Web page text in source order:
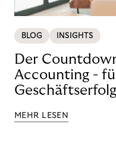
BLOG INSIGHTS
Der
Accounting -
Geschäftserfolg
MEHR LESEN